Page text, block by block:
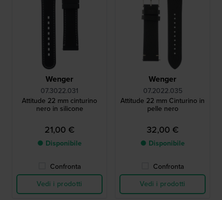
Wenger
07.3022.031
Attitude 22 mm cinturino
nero in silicone
21,00 €
● Disponibile
Confronta
Vedi i prodotti
Wenger
07.2022.035
Attitude 22 mm Cinturino in
pelle nero
32,00 €
● Disponibile
Confronta
Vedi i prodotti